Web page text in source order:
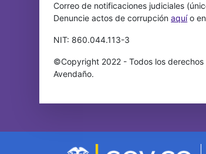
Correo de notificaciones judiciales
Denuncie actos de corrupciónaquío en
NIT: 860.044.113-3
©Copyright 2022 - Todos los
Avendaño.